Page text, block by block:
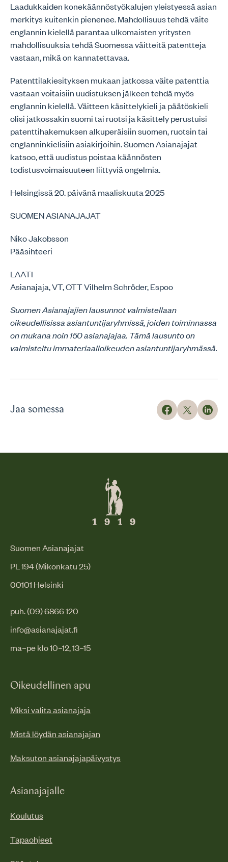
Laadukkaiden konekäännöstyökalujen yleistyessä asian
merkitys kuitenkin pienenee. Mahdollisuus tehdä väite
englannin kielellä parantaa ulkomaisten yritysten
mahdollisuuksia tehdä Suomessa väitteitä patentteja
vastaan, mikä on kannatettavaa.
Patenttilakiesityksen mukaan jatkossa väite patenttia
vastaan voitaisiin uudistuksen jälkeen tehdä myös
englannin kielellä. Väitteen käsittelykieli ja päätöskieli
olisi jatkossakin suomi tai ruotsi ja käsittely perustuisi
patenttihakemuksen alkuperäisiin suomen, ruotsin tai
englanninkielisiin asiakirjoihin. Suomen Asianajajat
katsoo, että uudistus poistaa käännösten
todistusvoimaisuuteen liittyviä ongelmia.
Helsingissä 20. päivänä maaliskuuta 2025
SUOMEN ASIANAJAJAT
Niko Jakobsson
Pääsihteeri
LAATI
Asianajaja, VT, OTT Vilhelm Schröder, Espoo
Suomen Asianajajien lausunnot valmistellaan
oikeudellisissa asiantuntijaryhmissä, joiden toiminnassa
on mukana noin 150 asianajajaa. Tämä lausunto on
valmisteltu immateriaalioikeuden asiantuntijaryhmässä.
Jaa somessa
Suomen Asianajajat
PL 194 (Mikonkatu 25)
00101 Helsinki
puh. (09) 6866 120
info@asianajajat.fi
ma–pe klo 10–12, 13–15
Oikeudellinen apu
Miksi valita asianajaja
Mistä löydän asianajajan
Maksuton asianajajapäivystys
Asianajajalle
Koulutus
Tapaohjeet